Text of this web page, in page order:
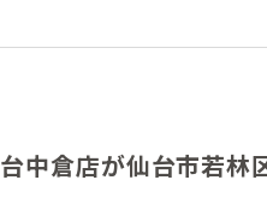
中倉店が仙台市若林